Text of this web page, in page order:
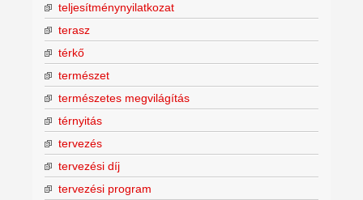
teljesítménynyilatkozat
terasz
térkő
természet
természetes megvilágítás
térnyitás
tervezés
tervezési díj
tervezési program